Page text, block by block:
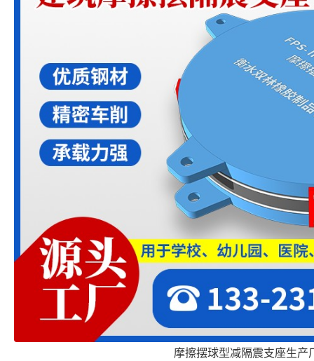
摩擦摆球型减隔震支座生产